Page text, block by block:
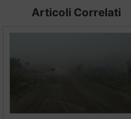
Articoli Correlati